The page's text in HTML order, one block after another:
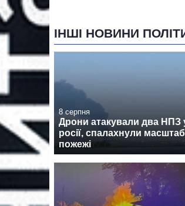
ІНШІ НОВИНИ
8 серпня
Дрони атакували два НПЗ
росії, спалахнули
пожежі